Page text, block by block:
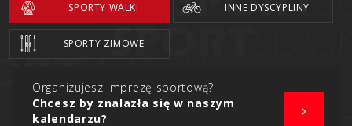
SPORTY WALKI INNE DYSCYPLINY
SPORTY ZIMOWE
Organizujesz imprezę sportową?
Chcesz by znalazła się w naszym
kalendarzu?